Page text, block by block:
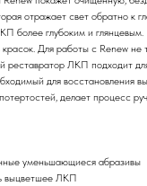
отражает свет обратно к
более глубоким и глянцевым.
красок. Для работы с Renew
реставратор ЛКП подходит
для восстановления
делает процесс
уменьшающиеся абразивы
выцветшее ЛКП